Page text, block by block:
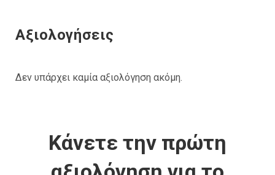
Αξιολογήσεις
Δεν υπάρχει καμία αξιολόγηση ακόμη.
Κάνετε την πρώτη